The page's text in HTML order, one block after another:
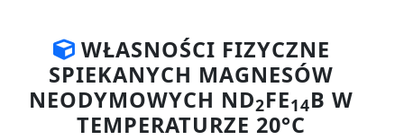
WŁASNOŚCI FIZYCZNE
SPIEKANYCH MAGNESÓW
NEODYMOWYCH ND2FE14B W
TEMPERATURZE 20°C